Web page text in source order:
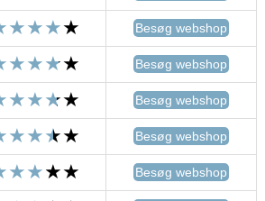
Besøg webshop
Besøg webshop
Besøg webshop
Besøg webshop
Besøg webshop